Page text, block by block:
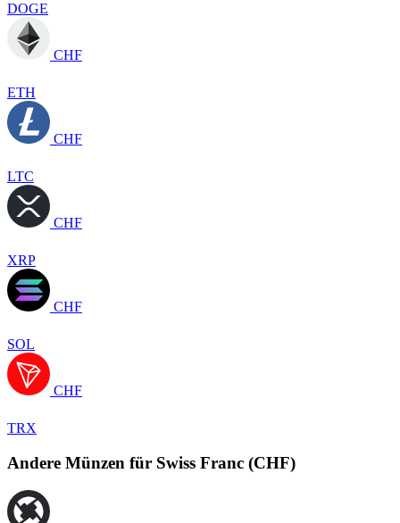
DOGE
CHF
ETH
CHF
LTC
CHF
XRP
CHF
SOL
CHF
TRX
Andere Münzen für Swiss Franc (CHF)